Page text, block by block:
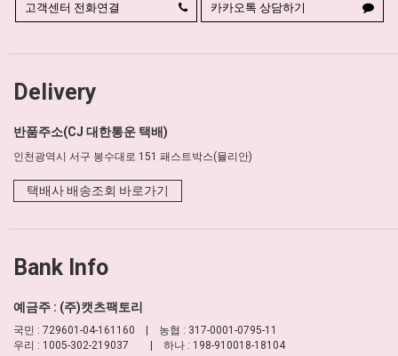
고객센터 전화연결 카카오톡 상담하기
Delivery
반품주소(CJ 대한통운 택배)
인천광역시 서구 봉수대로 151 패스트박스(뮬리안)
택배사 배송조회 바로가기
Bank Info
예금주 : (주)캣츠팩토리
국민 : 729601-04-161160 | 농협 : 317-0001-0795-11
우리 : 1005-302-219037 | 하나 : 198-910018-18104